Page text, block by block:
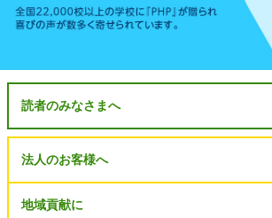
読者のみなさまへ
法人のお客様へ
地域貢献に